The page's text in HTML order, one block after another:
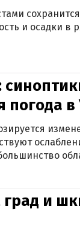
и осадки в
погода
и